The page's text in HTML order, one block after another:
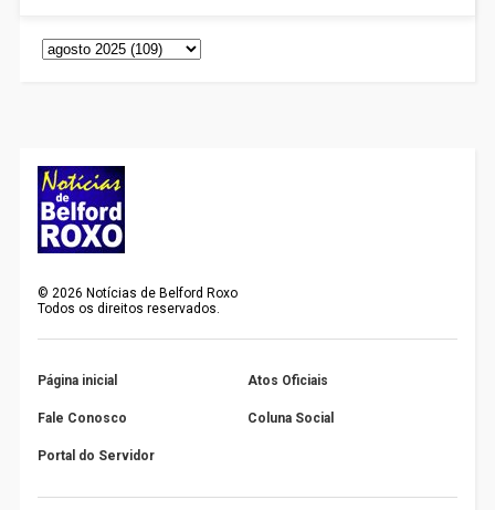
©2026 Notícias de Belford Roxo
Todos os direitos reservados.
Página inicial Atos Oficiais
Fale Conosco Coluna Social
Portal do Servidor